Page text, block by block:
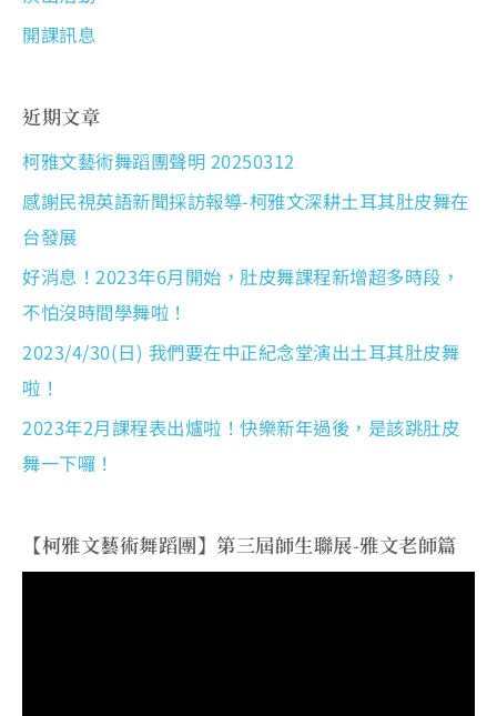
開課訊息
近期文章
柯雅文藝術舞蹈團聲明 20250312
感謝民視英語新聞採訪報導-柯雅文深耕土耳其肚皮舞在
台發展
好消息！2023年6月開始，肚皮舞課程新增超多時段，
不怕沒時間學舞啦！
2023/4/30(日) 我們要在中正紀念堂演出土耳其肚皮舞
啦！
2023年2月課程表出爐啦！快樂新年過後，是該跳肚皮
舞一下囉！
【柯雅文藝術舞蹈團】第三屆師生聯展-雅文老師篇